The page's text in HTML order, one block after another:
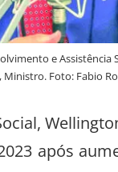
e
Foto: Fabio
após